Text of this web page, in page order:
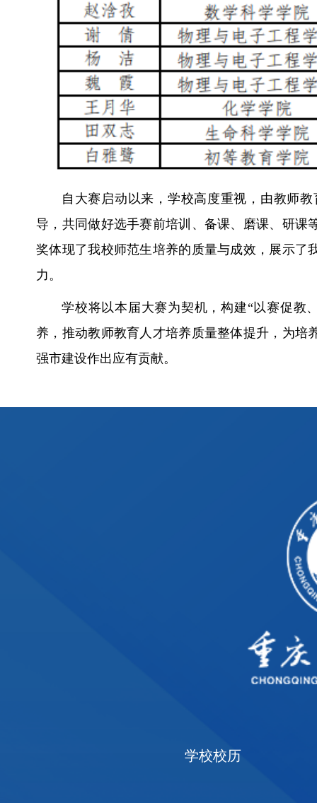
自大赛启动以来，学校高度重视，由教师
导，共同做好选手赛前培训、备课、磨课、研课
奖体现了我校师范生培养的质量与成效，展示了
力。
学校将以本届大赛为契机，构建“以赛促教
养，推动教师教育人才培养质量整体提升，为
强市建设作出应有贡献。
学校校历